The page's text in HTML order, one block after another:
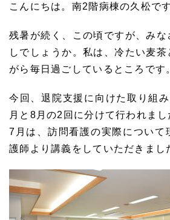
こんにちは。南2階病棟の久松です
残暑が続く、この頃ですが、み
しでしょうか。私は、冷たい麦
がら毎日過ごしているところです
今回、退院支援に向けた取り組
月と8月の2回に分けて行われまし
7月は、訪問看護の実際について
護師より講義をしていただきまし